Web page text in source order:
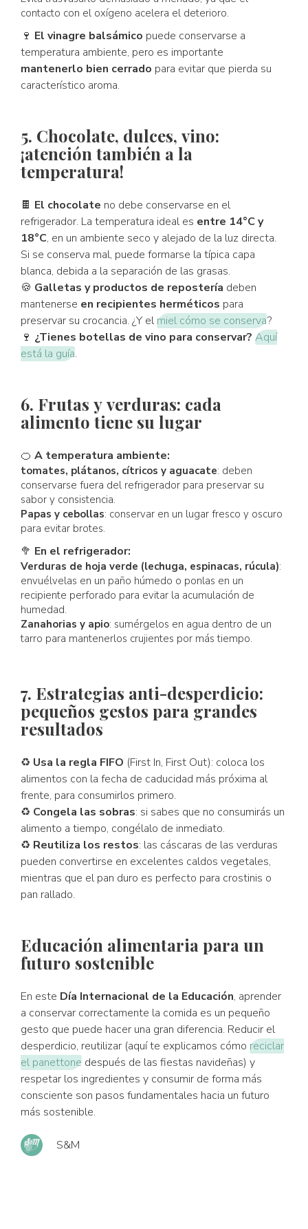
contacto con el oxígeno acelera el deterioro.
🍷 El vinagre balsámico puede conservarse a
temperatura ambiente, pero es importante
mantenerlo bien cerrado para evitar que pierda su
característico aroma.
5. Chocolate, dulces, vino:
¡atención también a la
temperatura!
🍫 El chocolate no debe conservarse en el
refrigerador. La temperatura ideal es entre 14°C y
18°C, en un ambiente seco y alejado de la luz directa.
Si se conserva mal, puede formarse la típica capa
blanca, debida a la separación de las grasas.
🍪 Galletas y productos de repostería deben
mantenerse en recipientes herméticos para
preservar su crocancia. ¿Y elmiel cómo se conserva?
🍷 ¿Tienes botellas de vino para conservar? Aquí
está la guía.
6. Frutas y verduras: cada
alimento tiene su lugar
🍊 A temperatura ambiente:
tomates, plátanos, cítricos y aguacate: deben
conservarse fuera del refrigerador para preservar su
sabor y consistencia.
Papas y cebollas: conservar en un lugar fresco y oscuro
para evitar brotes.
🥦 En el refrigerador:
Verduras de hoja verde (lechuga, espinacas, rúcula):
envuélvelas en un paño húmedo o ponlas en un
recipiente perforado para evitar la acumulación de
humedad.
Zanahorias y apio: sumérgelos en agua dentro de un
tarro para mantenerlos crujientes por más tiempo.
7. Estrategias anti-desperdicio:
pequeños gestos para grandes
resultados
♻ Usa la regla FIFO (First In, First Out): coloca los
alimentos con la fecha de caducidad más próxima al
frente, para consumirlos primero.
♻ Congela las sobras: si sabes que no consumirás un
alimento a tiempo, congélalo de inmediato.
♻ Reutiliza los restos: las cáscaras de las verduras
pueden convertirse en excelentes caldos vegetales,
mientras que el pan duro es perfecto para crostinis o
pan rallado.
Educación alimentaria para un
futuro sostenible
En este Día Internacional de la Educación, aprender
a conservar correctamente la comida es un pequeño
gesto que puede hacer una gran diferencia. Reducir el
desperdicio, reutilizar (aquí te explicamos cómo reciclar
el panettone después de las fiestas navideñas) y
respetar los ingredientes y consumir de forma más
consciente son pasos fundamentales hacia un futuro
más sostenible.
S&M